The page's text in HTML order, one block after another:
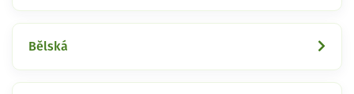
Bělská